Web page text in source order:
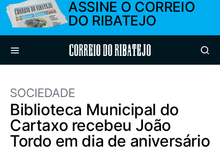
ASSINE O CORREIO
DO RIBATEJO
Correio do Ribatejo
SOCIEDADE
Biblioteca Municipal do
Cartaxo recebeu João
Tordo em dia de aniversário